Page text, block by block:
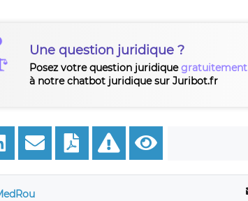
Une question juridique ?
Posez votre question juridiquegratuitement
à notre chatbot juridique sur Juribot.fr